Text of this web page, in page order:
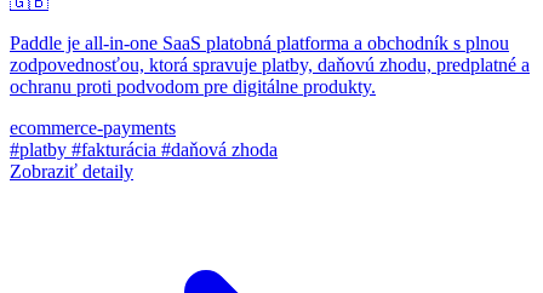
Paddle je all-in-one SaaS platobná platforma a obchodník s plnou
zodpovednosťou, ktorá spravuje platby, daňovú zhodu, predplatné a
ochranu proti podvodom pre digitálne produkty.
ecommerce-payments
#platby #fakturácia #daňová zhoda
Zobraziť detaily